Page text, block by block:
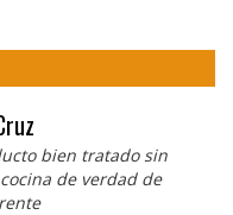
bien tratado sin
de verdad de